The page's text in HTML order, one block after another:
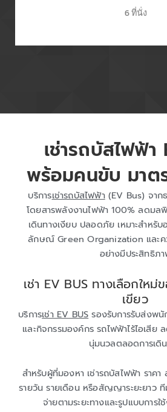
6 ที่นั่ง
เช่ารถบัสไฟฟ้า
พร้อมคนขับ มาต
บริการเช่ารถบัสไฟฟ้า(EV Bus) จาก
โดยสารพลังงานไฟฟ้า 100% ลดม
เดินทางเงียบ ปลอดภัย เหมาะสำหรั
ลักษณ์ Green Organization และ
อย่างมีประสิทธิภ
เช่า EV BUS ทางเลือกใหม่
เขียว
บริการเช่า EV BUS รองรับการรับส่งพ
และกิจกรรมองค์กร รถไฟฟ้าไร้ไอเสีย
นุ่มนวลตลอดการเดิ
สำหรับผู้ที่มองหา เช่ารถบัสไฟฟ้า ราคา
รายวัน รายเดือน หรือสัญญาระยะยาว ที
จ่ายตามระยะทางและรูปแบบการใ